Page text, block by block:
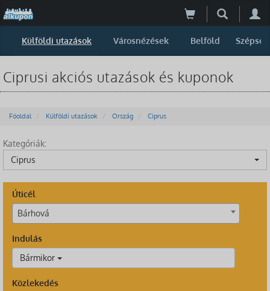
Külföldi utazások Városnézések Belföld Szépség
Ciprusi akciós utazások és kuponok
Főoldal Külföldi utazások Ország Ciprus
Kategóriák:
Ciprus
Úticél
Bárhová
Indulás
Bármikor
Közlekedés